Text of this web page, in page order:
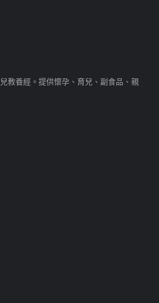
教養經。提供懷孕、育兒、副食品、親